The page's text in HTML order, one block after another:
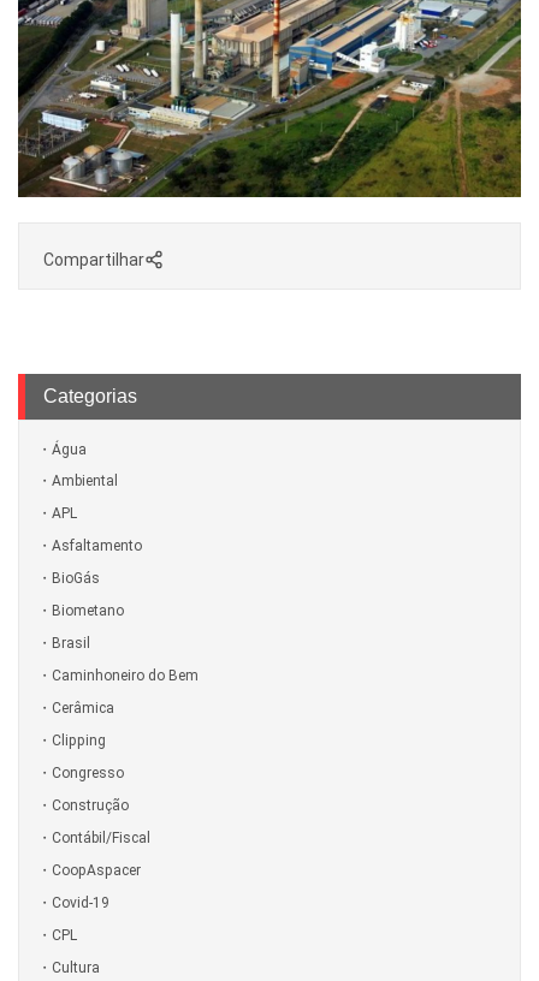
Compartilhar
Categorias
Água
Ambiental
APL
Asfaltamento
BioGás
Biometano
Brasil
Caminhoneiro do Bem
Cerâmica
Clipping
Congresso
Construção
Contábil/Fiscal
CoopAspacer
Covid-19
CPL
Cultura